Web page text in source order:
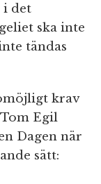
i det
ska inte
tändas
krav
Egil
Dagen när
sätt: